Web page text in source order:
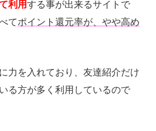
利用する事が出来るサイトで
てポイント還元率が、やや高め
力を入れており、友達紹介だけ
る方が多く利用しているので